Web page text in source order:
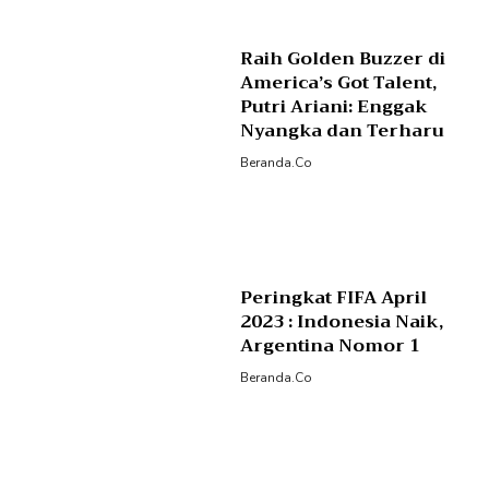
Raih Golden Buzzer di
America’s Got Talent,
Putri Ariani: Enggak
Nyangka dan Terharu
Beranda.co
Peringkat FIFA April
2023 : Indonesia Naik,
Argentina Nomor 1
Beranda.co